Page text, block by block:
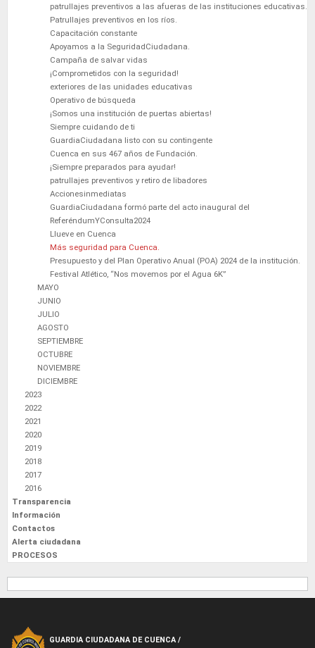
patrullajes preventivos a las afueras de las instituciones educativas.
Patrullajes preventivos en los ríos.
Capacitación constante
Apoyamos a la SeguridadCiudadana.
Campaña de salvar vidas
¡Comprometidos con la seguridad!
exteriores de las unidades educativas
Operativo de búsqueda
¡Somos una institución de puertas abiertas!
Siempre cuidando de ti
GuardiaCiudadana listo con su contingente
Cuenca en sus 467 años de Fundación.
¡Siempre preparados para ayudar!
patrullajes preventivos y retiro de libadores
Accionesinmediatas
GuardiaCiudadana formó parte del acto inaugural del
ReferéndumYConsulta2024
Llueve en Cuenca
Más seguridad para Cuenca.
Presupuesto y del Plan Operativo Anual (POA) 2024 de la institución.
Festival Atlético, “Nos movemos por el Agua 6K”
MAYO
JUNIO
JULIO
AGOSTO
SEPTIEMBRE
OCTUBRE
NOVIEMBRE
DICIEMBRE
2023
2022
2021
2020
2019
2018
2017
2016
Transparencia
Información
Contactos
Alerta ciudadana
PROCESOS
GUARDIA CIUDADANA DE CUENCA /